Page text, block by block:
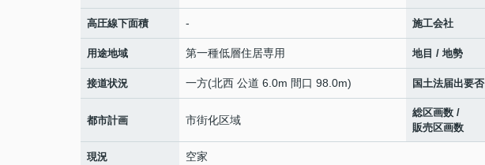
高圧線下面積 - 施工会社
用途地域 第一種低層住居専用 地目 / 地勢
接道状況 一方(北西 公道 6.0m 間口 98.0m) 国土法届出要否
都市計画 市街化区域
総区画数 /
販売区画数
現況 空家